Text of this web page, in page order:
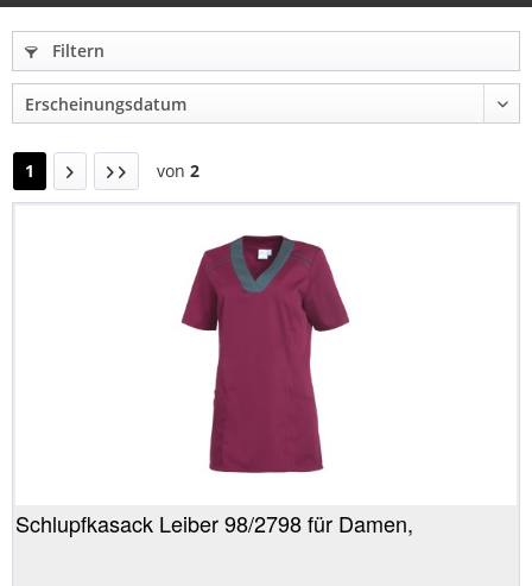
Filtern
1 von 2
Schlupfkasack Leiber 98/2798 für Damen,